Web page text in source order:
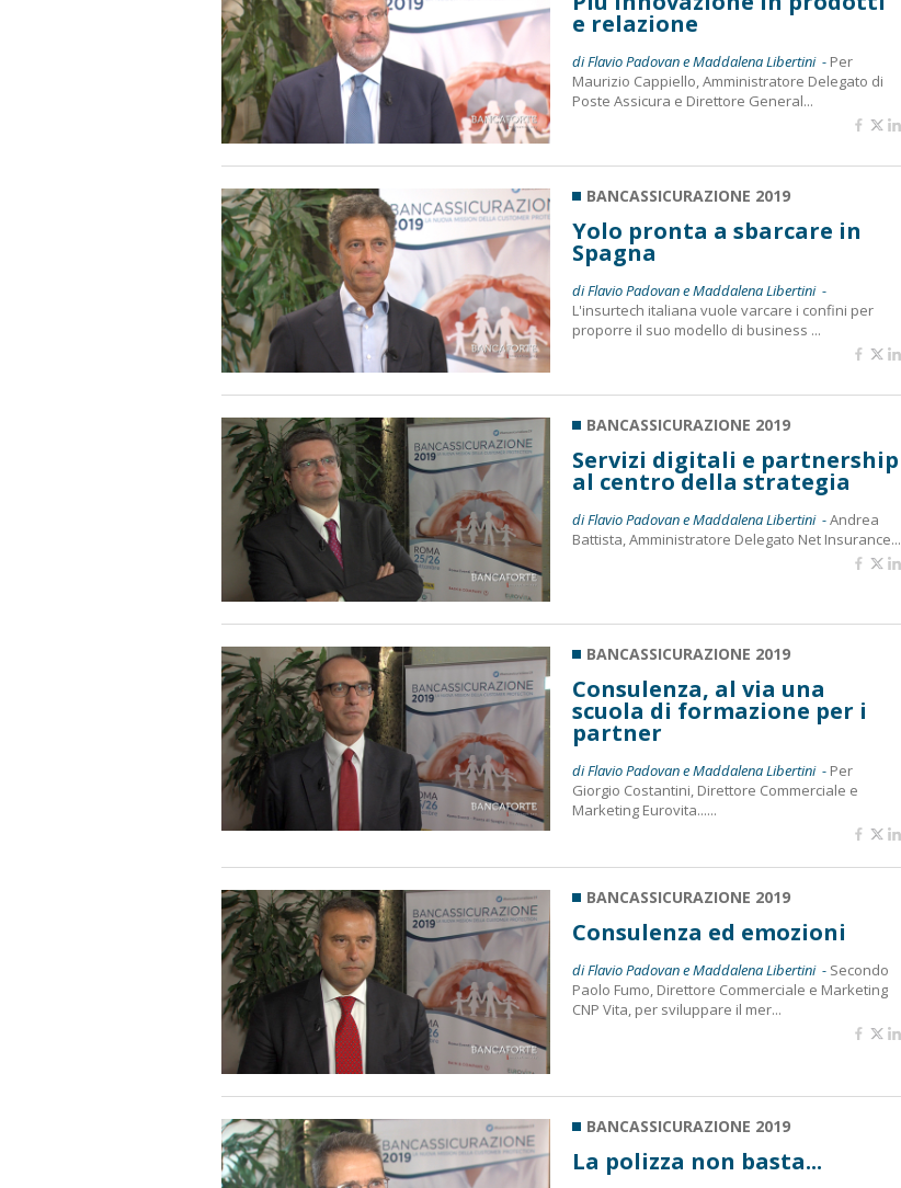
e relazione
di Flavio Padovan e Maddalena Libertini - Per
Maurizio Cappiello, Amministratore Delegato di
Poste Assicura e Direttore General...
BANCASSICURAZIONE 2019
Yolo pronta a sbarcare in
Spagna
di Flavio Padovan e Maddalena Libertini -
L'insurtech italiana vuole varcare i confini per
proporre il suo modello di business ...
BANCASSICURAZIONE 2019
Servizi digitali e partnership
al centro della strategia
di Flavio Padovan e Maddalena Libertini -Andrea
Battista, Amministratore Delegato Net Insurance...
BANCASSICURAZIONE 2019
Consulenza, al via una
scuola di formazione per i
partner
di Flavio Padovan e Maddalena Libertini - Per
Giorgio Costantini, Direttore Commerciale e
Marketing Eurovita......
BANCASSICURAZIONE 2019
Consulenza ed emozioni
di Flavio Padovan e Maddalena Libertini - Secondo
Paolo Fumo, Direttore Commerciale e Marketing
CNP Vita, per sviluppare il mer...
BANCASSICURAZIONE 2019
La polizza non basta...